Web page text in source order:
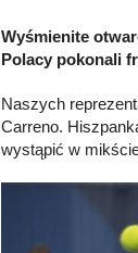
Wyśmienite
Polacy pokonali
Naszych
Carreno.
wystąpić w